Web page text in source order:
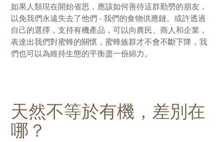
如果人類現在開始省思，應該如何善待這群勤勞的朋友，
以免我們永遠失去了他們 - 我們的食物供應鏈。或許透過
自己的選擇，支持有機產品，可以向農民、商人和企業，
表達出我們對蜜蜂的關懷，蜜蜂族群才不會不斷下降，我
們也可以為維持生態的平衡盡一份綿力。
天然不等於有機，差別在
哪？